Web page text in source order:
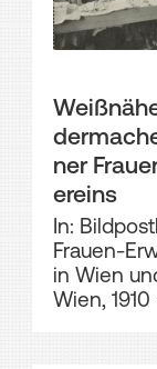
ner
ereins
In:
Frauen-
in Wien
Wien, 1910